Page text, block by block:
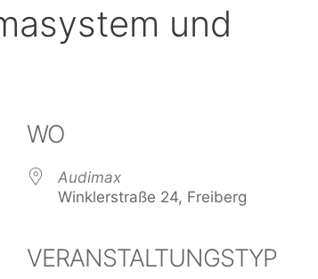
und
WO
Audimax
Winklerstraße 24, Freiberg
VERANSTALTUNGSTYP